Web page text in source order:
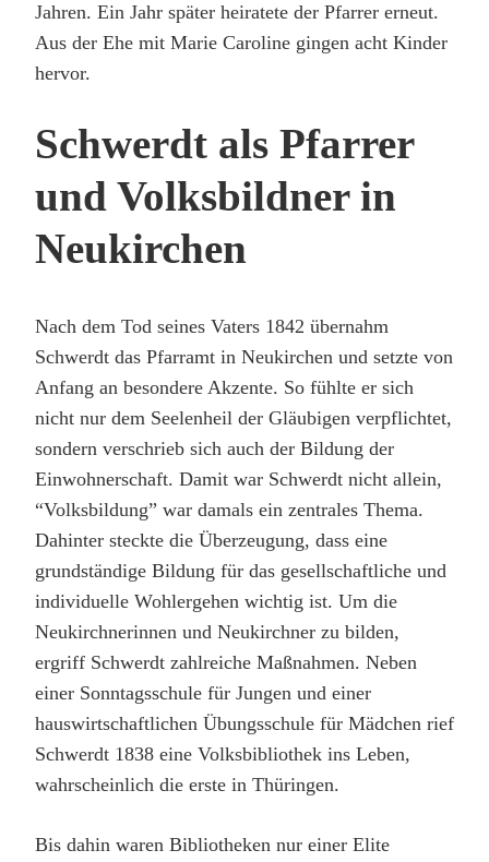
Jahren. Ein Jahr später heiratete der Pfarrer erneut.
Aus der Ehe mit Marie Caroline gingen acht Kinder
hervor.
Schwerdt als Pfarrer
und Volksbildner in
Neukirchen
Nach dem Tod seines Vaters 1842 übernahm
Schwerdt das Pfarramt in Neukirchen und setzte von
Anfang an besondere Akzente. So fühlte er sich
nicht nur dem Seelenheil der Gläubigen verpflichtet,
sondern verschrieb sich auch der Bildung der
Einwohnerschaft. Damit war Schwerdt nicht allein,
“Volksbildung” war damals ein zentrales Thema.
Dahinter steckte die Überzeugung, dass eine
grundständige Bildung für das gesellschaftliche und
individuelle Wohlergehen wichtig ist. Um die
Neukirchnerinnen und Neukirchner zu bilden,
ergriff Schwerdt zahlreiche Maßnahmen. Neben
einer Sonntagsschule für Jungen und einer
hauswirtschaftlichen Übungsschule für Mädchen rief
Schwerdt 1838 eine Volksbibliothek ins Leben,
wahrscheinlich die erste in Thüringen.
Bis dahin waren Bibliotheken nur einer Elite